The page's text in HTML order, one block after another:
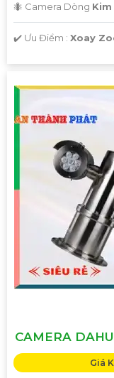
🐜 Camera Dòng Kim
️✔️ Ưu Điểm : Xoay
CAMERA
Giá